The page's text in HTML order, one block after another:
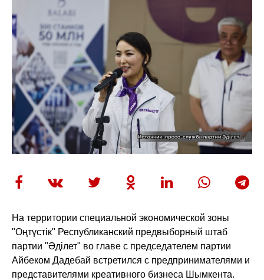
На территории специальной экономической зоны
"Оңтүстік" Республиканский предвыборный штаб
партии "Әділет" во главе с председателем партии
Айбеком Дадебай встретился с предпринимателями и
представителями креативного бизнеса Шымкента.